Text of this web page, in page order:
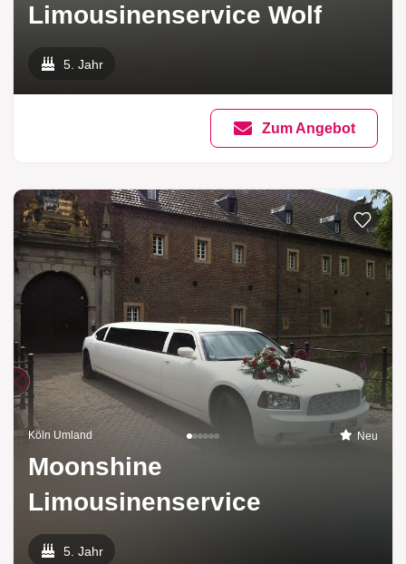
Limousinenservice Wolf
5. Jahr
Zum Angebot
Köln Umland Neu
Moonshine
Limousinenservice
5. Jahr